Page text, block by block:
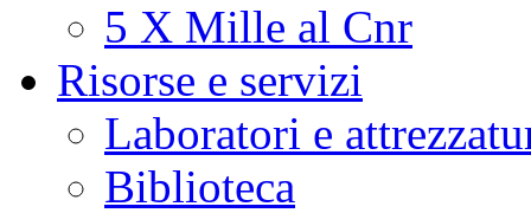
5 X Mille al Cnr
Risorse e servizi
Laboratori e
Biblioteca